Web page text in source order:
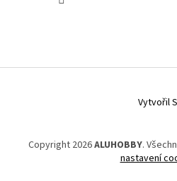
Vytvořil
Copyright 2026ALUHOBBY.
nastavení